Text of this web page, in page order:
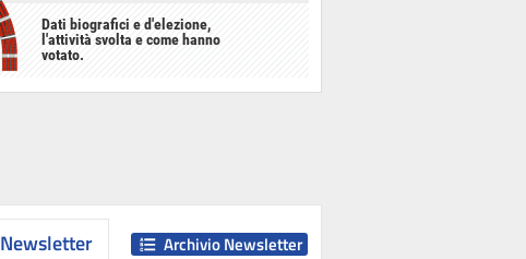
Dati biografici e d'elezione,
l'attività svolta e come hanno
votato.
Newsletter
Newsletter Archivio Newsletter